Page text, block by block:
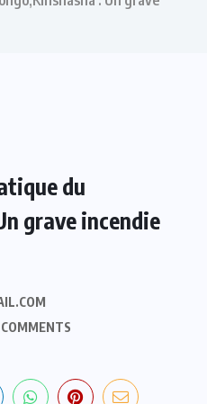
du
grave incendie